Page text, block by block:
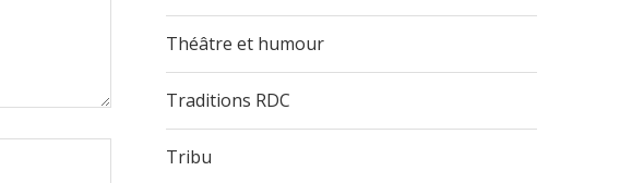
Théâtre et humour
Traditions RDC
Tribu